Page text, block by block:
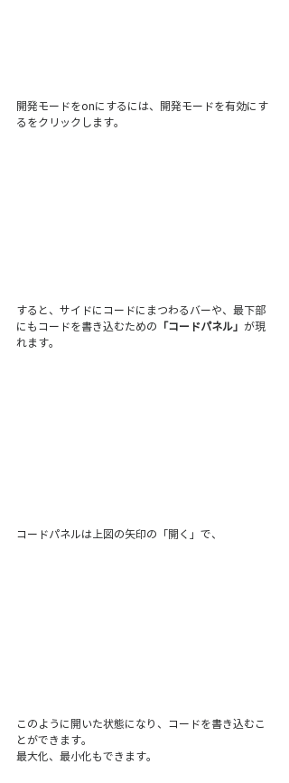
開発モードをonにするには、開発モードを有効にす
るをクリックします。
すると、サイドにコードにまつわるバーや、最下部
にもコードを書き込むための 「コードパネル」 が現
れます。
コードパネルは上図の矢印の「開く」で、
このように開いた状態になり、コードを書き込むこ
とができます。
最大化、最小化もできます。